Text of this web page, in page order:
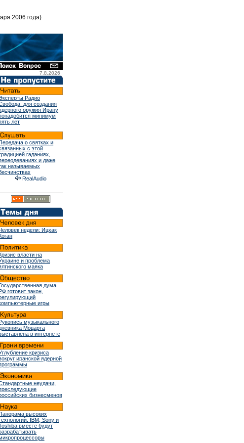
2006 года)
7.8.2026
Радио
для создания
оружия Ирану
минимум
лет
о святках и
с этой
гаданиях,
и даже
называемых
RealAudio
недели: Ицхак
власти на
и проблема
маяка
дума
готовит закон,
игры
музыкального
Моцарта
в интернете
кризиса
иранской ядерной
неудачи,
бизнесменов
высоких
IBM, Sony и
вместе будут